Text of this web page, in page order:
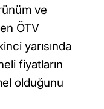
ve
ÖTV
yarısında
fiyatların
olduğunu